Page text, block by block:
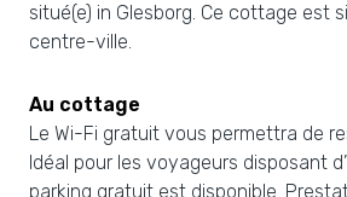
situé(e) in Glesborg. Ce cottage est
centre-ville.
Au cottage
Le Wi-Fi gratuit vous permettra de
Idéal pour les voyageurs disposant
parking gratuit est disponible.